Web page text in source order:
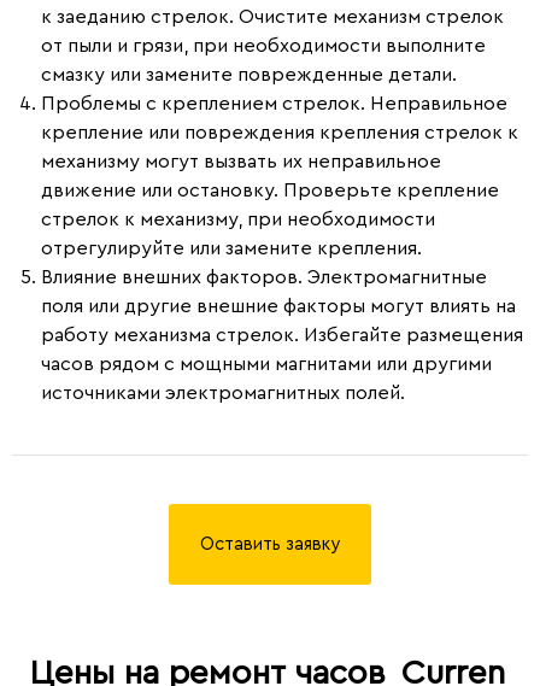
к заеданию стрелок. Очистите механизм стрелок
от пыли и грязи, при необходимости выполните
смазку или замените поврежденные детали.
Проблемы с креплением стрелок. Неправильное
крепление или повреждения крепления стрелок к
механизму могут вызвать их неправильное
движение или остановку. Проверьте крепление
стрелок к механизму, при необходимости
отрегулируйте или замените крепления.
Влияние внешних факторов. Электромагнитные
поля или другие внешние факторы могут влиять на
работу механизма стрелок. Избегайте размещения
часов рядом с мощными магнитами или другими
источниками электромагнитных полей.
Оставить заявку
Цены на ремонт часов Curren